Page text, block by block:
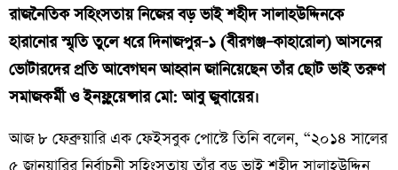
রাজনৈতিক সহিংসতায় নিজের বড় ভাই শহীদ সালাহউদ্দিনকে
হারানোর স্মৃতি তুলে ধরে দিনাজপুর–১ (বীরগঞ্জ–কাহারোল) আসনের
ভোটারদের প্রতি আবেগঘন আহ্বান জানিয়েছেন তাঁর ছোট ভাই তরুণ
সমাজকর্মী ও ইনফ্লুয়েন্সার মো: আবু জুবায়ের।
আজ ৮ ফেব্রুয়ারি এক ফেইসবুক পোস্টে তিনি বলেন, “২০১৪ সালের